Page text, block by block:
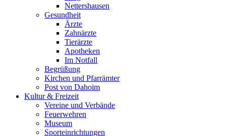
Nettershausen
Gesundheit
Ärzte
Zahnärzte
Tierärzte
Apotheken
Im Notfall
Begrüßung
Kirchen und Pfarrämter
Post von Dahoim
Kultur & Freizeit
Vereine und Verbände
Feuerwehren
Museum
Sporteinrichtungen